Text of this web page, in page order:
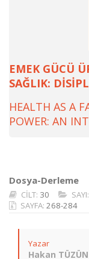
EMEK GÜCÜ
SAĞLIK:
HEALTH AS A
POWER: AN
Dosya-Derleme
CİLT: 30 SAYI:
SAYFA: 268-284
Yazar
Hakan TÜZÜN